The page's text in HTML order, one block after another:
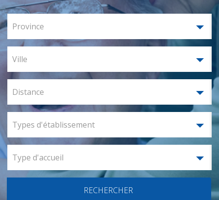
Province
Ville
Distance
Types d'établissement
Type d'accueil
RECHERCHER